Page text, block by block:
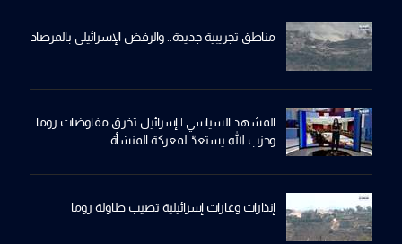
مناطق تجريبية جديدة.. والرفض الإسرائيلي بالمرصاد
المشهد السياسي | إسرائيل تخرق مفاوضات روما
وحزب الله يستعدّ لمعركة المنشأة
إنذارات وغارات إسرائيلية تصيب طاولة روما